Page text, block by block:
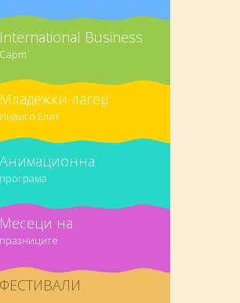
International Business
Capm
Младежки лагер
Индиго Елит
Анимационна
програма
Месеци на
празниците
ФЕСТИВАЛИ